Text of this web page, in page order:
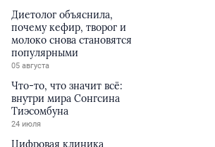
Диетолог объяснила,
почему кефир, творог и
молоко снова становятся
популярными
05 августа
Что-то, что значит всё:
внутри мира Сонгсина
Тиэсомбуна
24 июля
Цифровая клиника